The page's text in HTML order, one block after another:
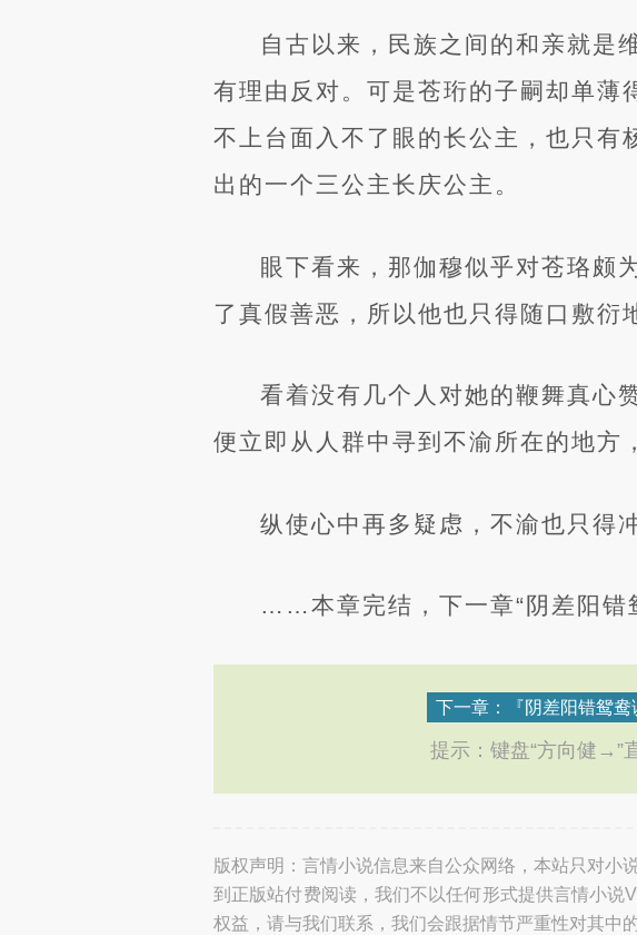
自古以来，民族之间的和亲就是
有理由反对。可是苍珩的子嗣却单薄
不上台面入不了眼的长公主，也只有
出的一个三公主长庆公主。
眼下看来，那伽穆似乎对苍珞颇
了真假善恶，所以他也只得随口敷衍
看着没有几个人对她的鞭舞真心
便立即从人群中寻到不渝所在的地方
纵使心中再多疑虑，不渝也只得
……本章完结，下一章“阴差阳错
下一章：『阴差阳错鸳鸯
提示：键盘“方向健→”
版权声明：言情小说信息来自公众网络，本站只对小
到正版站付费阅读，我们不以任何形式提供言情小
权益，请与我们联系，我们会跟据情节严重性对其中